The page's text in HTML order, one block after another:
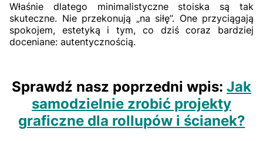
Właśnie dlatego minimalistyczne stoiska są tak
skuteczne. Nie przekonują „na siłę”. One przyciągają
spokojem, estetyką i tym, co dziś coraz bardziej
doceniane: autentycznością.
Sprawdź nasz poprzedni wpis: Jak
samodzielnie zrobić projekty
graficzne dla rollupów i ścianek?